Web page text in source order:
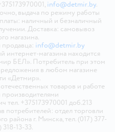
info@detmir.by.
выдача по режиму работы
наличный и безналичный
Доставка: самовывоз
магазина.
info@detmir.by
интернет-магазина находится
БЕЛ». Потребитель при этом
в любом магазине
«Детмир».
товаров и работе
+375173970001 доб.213
отдел торговли
района г. Минска, тел. (017) 377-
318-13-33.